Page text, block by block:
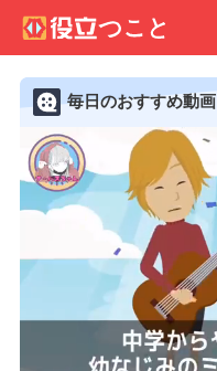
毎日のおすすめ動画